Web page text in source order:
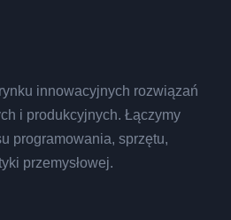
innowacyjnych rozwiązań
i produkcyjnych. Łączymy
programowania, sprzętu,
przemysłowej.